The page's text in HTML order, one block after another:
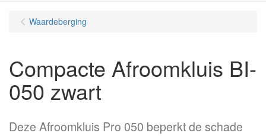
Waardeberging
Compacte Afroomkluis BI-
050 zwart
Deze Afroomkluis Pro 050 beperkt de schade